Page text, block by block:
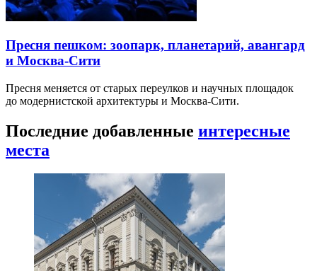
Пресня пешком: зоопарк, планетарий, авангард
и Москва-Сити
Пресня меняется от старых переулков и научных площадок
до модернистской архитектуры и Москва-Сити.
Последние добавленные интересные
места